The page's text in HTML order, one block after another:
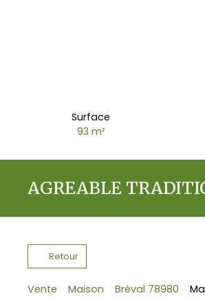
Surface
93 m²
AGREABLE
Retour
Vente Maison Bréval 78980